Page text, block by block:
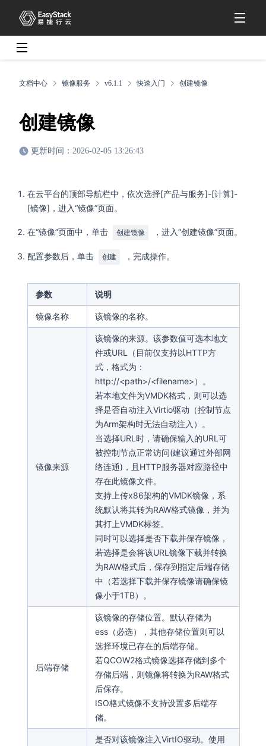
文档中心 镜像服务 v6.1.1 快速入门 创建镜像
创建镜像
更新时间：2026-02-05 13:26:43
在云平台的顶部导航栏中，依次选择[产品与服务]-[计算]-
[镜像]，进入“镜像”页面。
在“镜像”页面中，单击 创建镜像 ，进入“创建镜像”页面。
配置参数后，单击 创建 ，完成操作。
参数 说明
镜像名称 该镜像的名称。
镜像来源
该镜像的来源。该参数值可选本地文
件或URL（目前仅支持以HTTP方
式，格式为：
http://<path>/<filename>）。
若本地文件为VMDK格式，则可以选
择是否自动注入Virtio驱动（控制节点
为Arm架构时无法自动注入）。
当选择URL时，请确保输入的URL可
被控制节点正常访问(建议通过外部网
络连通)，且HTTP服务器对应路径中
存在此镜像文件。
支持上传x86架构的VMDK镜像，系
统默认将其转为RAW格式镜像，并为
其打上VMDK标签。
同时可以选择是否下载并保存镜像，
若选择是会将该URL镜像下载并转换
为RAW格式后，保存到指定后端存储
中（若选择下载并保存镜像请确保镜
像小于1TB）。
后端存储
该镜像的存储位置。默认存储为
ess（必选），其他存储位置则可以
选择环境已存在的后端存储。
若QCOW2格式镜像选择存储到多个
存储后端，则镜像将转换为RAW格式
后保存。
ISO格式镜像不支持设置多后端存
储。
是否对该镜像注入VirtIO驱动。使用